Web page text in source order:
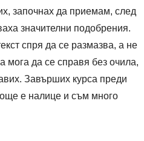
започнах да приемам, след
значителни подобрения.
спря да се размазва, а не
мога да се справя без очила,
Завърших курса преди
е налице и съм много